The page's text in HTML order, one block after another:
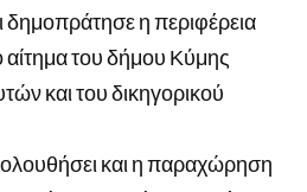
δημοπράτησε η περιφέρεια
αίτημα του δήμου Κύμης
και του δικηγορικού
και η παραχώρηση